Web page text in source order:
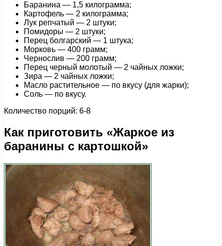
Баранина — 1,5 килограмма;
Картофель — 2 килограмма;
Лук репчатый — 2 штуки;
Помидоры — 2 штуки;
Перец болгарский — 1 штука;
Морковь — 400 грамм;
Чернослив — 200 грамм;
Перец черный молотый — 2 чайных ложки;
Зира — 2 чайных ложки;
Масло растительное — по вкусу (для жарки);
Соль — по вкусу.
Количество порций: 6-8
Как приготовить «Жаркое из
баранины с картошкой»